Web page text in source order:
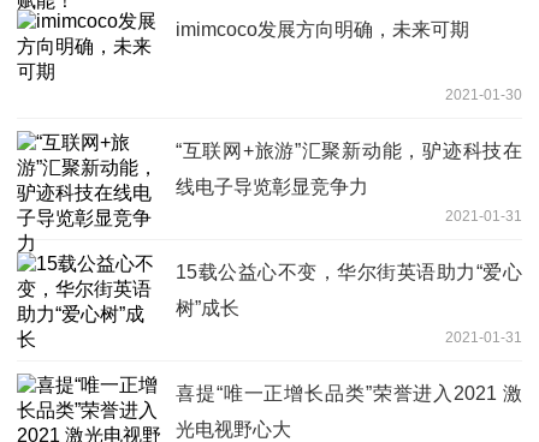
imimcoco发展方向明确，未来可期
2021-01-30
“互联网+旅游”汇聚新动能，驴迹科技在
线电子导览彰显竞争力
2021-01-31
15载公益心不变，华尔街英语助力“爱心
树”成长
2021-01-31
喜提“唯一正增长品类”荣誉进入2021 激
光电视野心大